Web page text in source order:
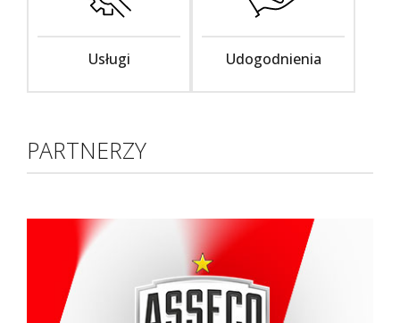
Usługi Udogodnienia
PARTNERZY